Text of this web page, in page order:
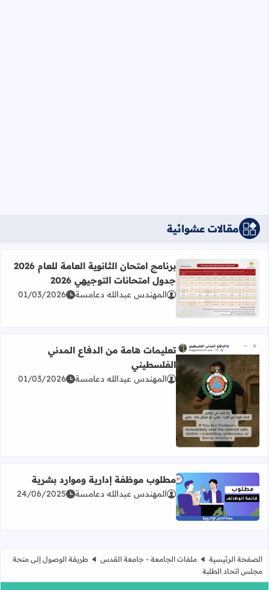
مقالات عشوائية
اقرأ المزيد عن برنامج امتحان الثانوية العامة للعام 2026 جدول امتحانات التوجيهي 2026
برنامج امتحان الثانوية العامة للعام 2026
جدول امتحانات التوجيهي 2026
المهندس عبدالله دعامسة 01/03/2026
اقرأ المزيد عن تعليمات هامة من الدفاع المدني الفلسطيني
تعليمات هامة من الدفاع المدني
الفلسطيني
المهندس عبدالله دعامسة 01/03/2026
اقرأ المزيد عن مطلوب موظفة إدارية وموارد بشرية
مطلوب موظفة إدارية وموارد بشرية
المهندس عبدالله دعامسة 24/06/2025
الصفحة الرئيسية ملفات الجامعة - جامعة القدس
طريقة الوصول إلى منحة
مجلس اتحاد الطلبة